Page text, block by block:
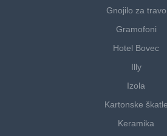
Gnojilo za travo
Gramofoni
Hotel Bovec
Illy
Izola
Kartonske škatle
Keramika